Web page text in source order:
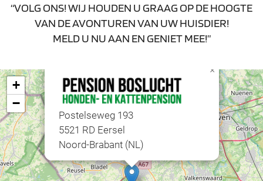
“VOLG ONS! WIJ HOUDEN U GRAAG OP DE HOOGTE
VAN DE AVONTUREN VAN UW HUISDIER!
MELD U NU AAN EN GENIET MEE!”
Postelseweg 193
5521 RD Eersel
Noord-Brabant (NL)
×
+
−